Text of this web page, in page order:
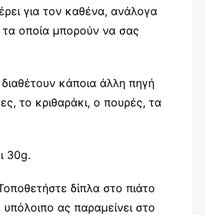
για τον καθένα, ανάλογα
τα οποία μπορούν να σας
κάποια άλλη πηγή
το κριθαράκι, ο πουρές, τα
30g.
δίπλα στο πιάτο
ας παραμείνει στο